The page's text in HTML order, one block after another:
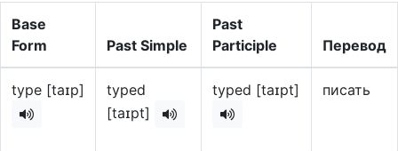
Base
Form
Past Simple
Past
Participle
Перевод
type [taɪp]
typed
[taɪpt]
typed [taɪpt] писать